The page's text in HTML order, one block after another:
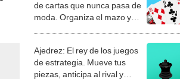
de cartas que nunca pasa de
moda. Organiza el mazo y
Ajedrez: El rey de los juegos
de estrategia. Mueve tus
piezas, anticipa al rival y